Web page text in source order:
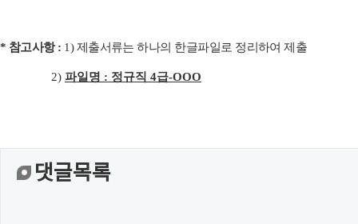
* 참고사항: 1)제출서류는 하나의 한글파일로 정리하여 제출
2) 파일명 : 정규직 4급-OOO
댓글목록